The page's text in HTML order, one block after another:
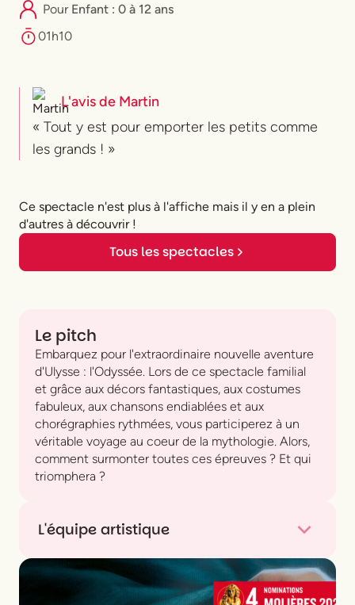
Pour Enfant : 0 à 12 ans
01h10
L'avis de Martin
« Tout y est pour emporter les petits comme
les grands ! »
Ce spectacle n'est plus à l'affiche mais il y en a plein
d'autres à découvrir !
Tous les spectacles
Le pitch
Embarquez pour l'extraordinaire nouvelle aventure
d'Ulysse : l'Odyssée. Lors de ce spectacle familial
et grâce aux décors fantastiques, aux costumes
fabuleux, aux chansons endiablées et aux
chorégraphies rythmées, vous participerez à un
véritable voyage au coeur de la mythologie. Alors,
comment surmonter toutes ces épreuves ? Et qui
triomphera ?
L'équipe artistique
DISTRIBUTION
UlysseChristophe Mai
Poséidon / Grandiloque / AntinoosStanislas De